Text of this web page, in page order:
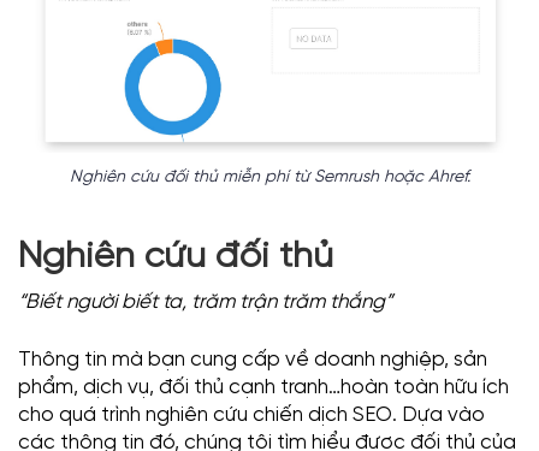
Nghiên cứu đối thủ miễn phí từ Semrush hoặc Ahref.
Nghiên cứu đối thủ
“Biết người biết ta, trăm trận trăm thắng”
Thông tin mà bạn cung cấp về doanh nghiệp, sản
phẩm, dịch vụ, đối thủ cạnh tranh…hoàn toàn hữu ích
cho quá trình nghiên cứu chiến dịch SEO. Dựa vào
các thông tin đó, chúng tôi tìm hiểu được đối thủ của